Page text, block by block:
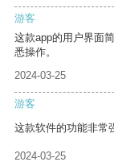
游客
这款app的用户界面
悉操作。
2024-03-25
游客
这款软件的功能非常
2024-03-25